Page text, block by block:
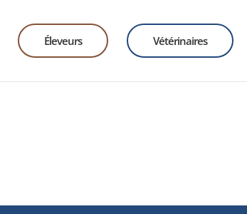
Éleveurs Vétérinaires